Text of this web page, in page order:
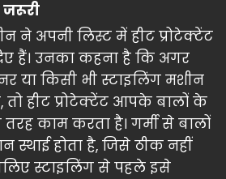
जरूरी
ने अपनी लिस्ट में हीट प्रोटेक्टेंट
हैं। उनका कहना है कि अगर
या किसी भी स्टाइलिंग मशीन
हीट प्रोटेक्टेंट आपके बालों के
काम करता है। गर्मी से बालों
स्थाई होता है, जिसे ठीक नहीं
स्टाइलिंग से पहले इसे